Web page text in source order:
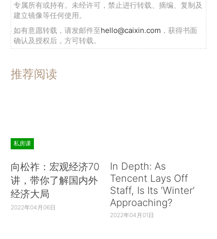
专属所有或持有。未经许可，禁止进行转载、摘编、复制及
建立镜像等任何使用。
如有意愿转载，请发邮件至hello@caixin.com ，获得书面
确认及授权后，方可转载。
推荐阅读
私房课
向松祚：宏观经济70
讲，带你了解国内外
经济大局
2022年04月06日
In Depth: As
Tencent Lays Off
Staff, Is Its ‘Winter’
Approaching?
2022年04月01日